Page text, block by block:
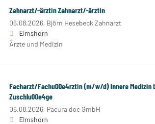
Zahnarzt/-ärztin Zahnarzt/-ärztin
06.08.2026, Björn Hesebeck Zahnarzt
Elmshorn
Ärzte und Medizin
Facharzt/Fachu00e4rztin (m/w/d) Innere Medizin
Zuschlu00e4ge
06.08.2026, Pacura doc GmbH
Elmshorn